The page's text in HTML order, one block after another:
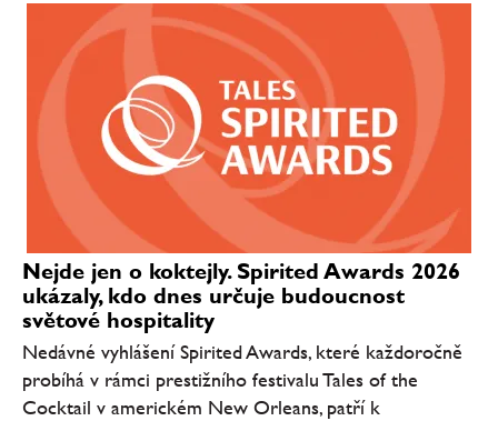
Nejde jen o koktejly. Spirited Awards 2026
ukázaly, kdo dnes určuje budoucnost
světové hospitality
Nedávné vyhlášení Spirited Awards, které každoročně
probíhá v rámci prestižního festivalu Tales of the
Cocktail v americkém New Orleans, patří k